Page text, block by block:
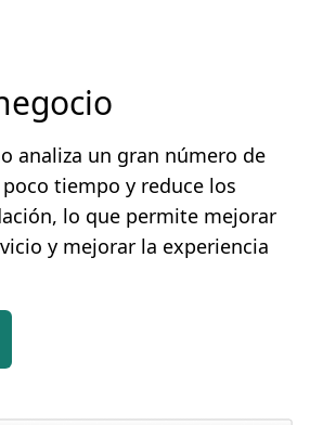
analiza un gran número de
tiempo y reduce los
lo que permite mejorar
y mejorar la experiencia